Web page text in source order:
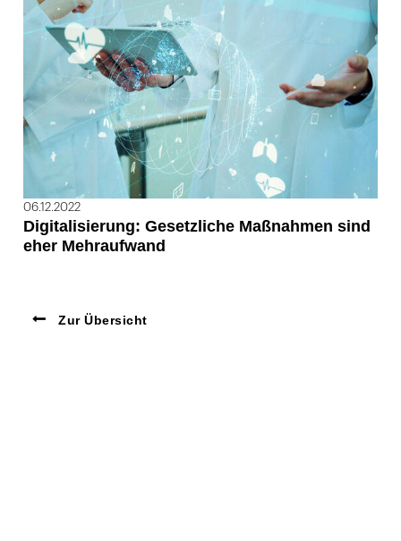
06.12.2022
Digitalisierung: Gesetzliche Maßnahmen sind
eher Mehraufwand
Zur Übersicht